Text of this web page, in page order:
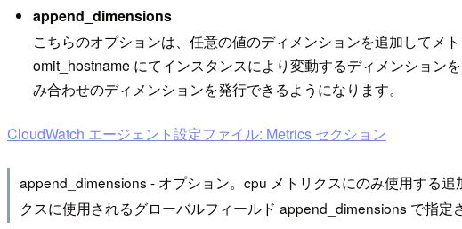
append_dimensions
こちらのオプションは、任意の値のディメンションを追加してメ
omit_hostname にてインスタンスにより変動するディメンション
み合わせのディメンションを発行できるようになります。
CloudWatch エージェント設定ファイル: Metrics セクション
append_dimensions - オプション。cpu メトリクスにのみ使用する
クスに使用されるグローバルフィールド append_dimensions で指定